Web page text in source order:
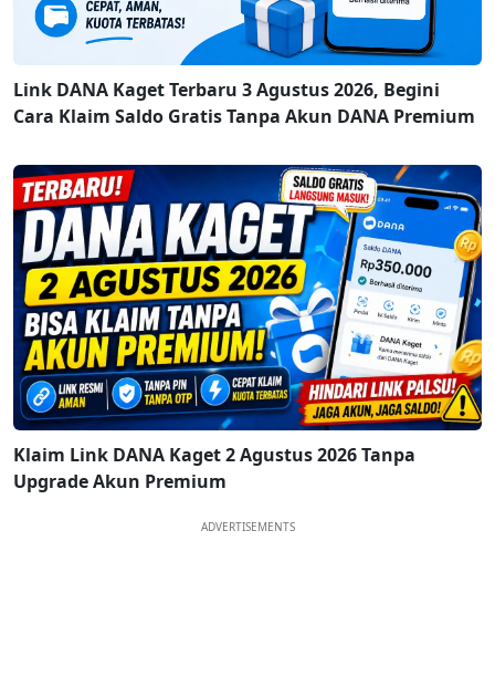
Link DANA Kaget Terbaru 3 Agustus 2026, Begini
Cara Klaim Saldo Gratis Tanpa Akun DANA Premium
Klaim Link DANA Kaget 2 Agustus 2026 Tanpa
Upgrade Akun Premium
ADVERTISEMENTS